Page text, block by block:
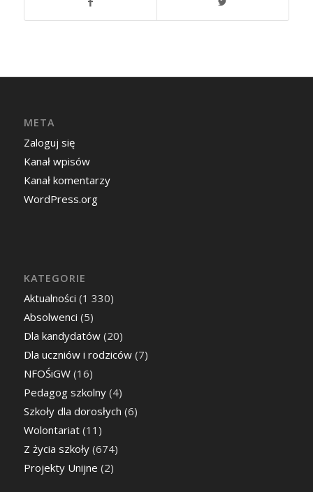
META
Zaloguj się
Kanał wpisów
Kanał komentarzy
WordPress.org
KATEGORIE
Aktualności (1 330)
Absolwenci (5)
Dla kandydatów(20)
Dla uczniów i rodziców(7)
NFOŚiGW(16)
Pedagog szkolny(4)
Szkoły dla dorosłych (6)
Wolontariat(11)
Z życia szkoły(674)
Projekty Unijne (2)